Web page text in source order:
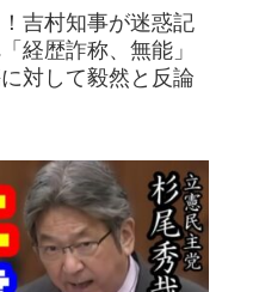
吉村知事が迷惑記
経歴詐称、無能」
対して毅然と反論